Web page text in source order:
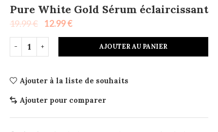
Pure White Gold Sérum éclaircissant
19.99€ 12.99€
AJOUTER AU PANIER
Ajouter à la liste de souhaits
Ajouter pour comparer